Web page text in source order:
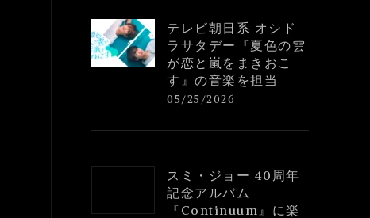
テレビ朝日系 オシド
ラサタデー『夏色の雲
が恋と嵐をまきおこ
す』の音楽を担当
05/25/2026
スミ・ジョー 40周年
記念アルバム
『Continuum』に楽